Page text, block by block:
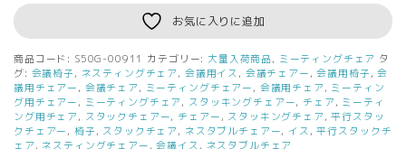
お気に入りに追加
商品コード: S50G-00911 カテゴリー: 大量入荷商品, ミーティングチェア タ
グ: 会議椅子 , ネスティングチェア , 会議用イス , 会議チェアー ,会議用椅子 ,会
議用チェアー , 会議チェア , ミーティングチェアー , 会議用チェア , ミーティン
グ用チェアー , ミーティングチェア , スタッキングチェアー, チェア , ミーティ
ング用チェア , スタックチェアー, チェアー , スタッキングチェア ,平行スタッ
クチェアー , 椅子 , スタックチェア , ネスタブルチェアー,イス ,平行スタックチ
ェア ,ネスティングチェアー ,会議イス , ネスタブルチェア